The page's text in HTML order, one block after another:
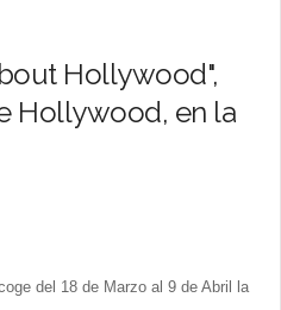
Hollywood",
Hollywood, en la
del 18 de Marzo al 9 de Abril la